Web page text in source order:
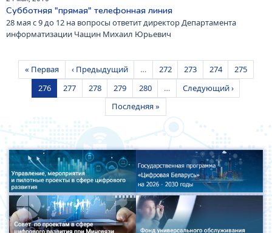
Субботняя "прямая" телефонная линия
28 мая с 9 до 12 на вопросы ответит директор Департамента
информатизации Чащин Михаил Юрьевич
Нумерация страниц
Первая страница
« Первая Предыдущая страница
‹ Предыдущий … Страница
272 Страница
273 Страница
274 Страница
275
Текущая страница
276 Страница
277 Страница
278 Страница
279 Страница
280 … Следующая страница
Следующий ›
Последняя страница
Последняя »